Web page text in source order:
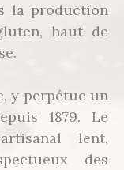
la production
haut de
y perpétue un
1879. Le
lent,
des